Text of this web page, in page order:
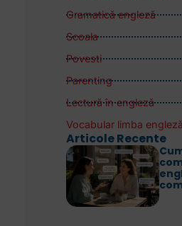
Gramatică engleză
Scoala
Povesti
Parenting
Lectură în engleză
Vocabular limba engleză
Articole Recente